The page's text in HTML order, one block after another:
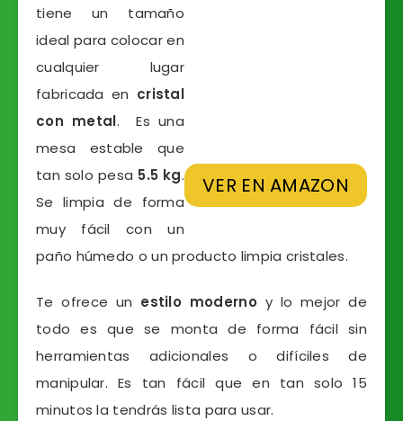
VER EN AMAZON
tiene un tamaño
ideal para colocar en
cualquier lugar
fabricada en cristal
con metal. Es una
mesa estable que
tan solo pesa 5.5 kg.
Se limpia de forma
muy fácil con un
paño húmedo o un producto limpia cristales.
Te ofrece un estilo modernoy lo mejor de
todo es que se monta de forma fácil sin
herramientas adicionales o difíciles de
manipular. Es tan fácil que en tan solo 15
minutos la tendrás lista para usar.